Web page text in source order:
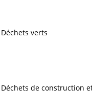
Déchets verts
Déchets de construction